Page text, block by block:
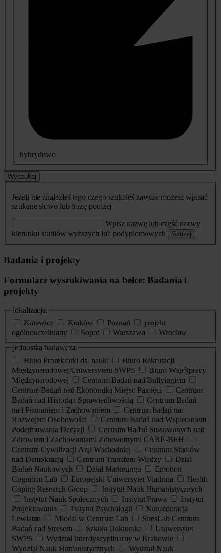
hybrydowo
Wyszukaj
Jeżeli nie znalazłeś tego czego szukałeś zawsze możesz wpisać
szukane słowo lub frazę poniżej
Wpisz nazwę lub część nazwy
kierunku studiów wyższych lub podyplomowych
Szukaj
Badania i projekty
Formularz wyszukiwania na belce: Badania i
projekty
lokalizacja:
Katowice
Kraków Poznań
projekt
ogólnouczelniany
Sopot Warszawa
Wrocław
jednostka badawcza:
Biuro Prorektorki ds. nauki
Biuro Rekrutacji
Międzynarodowej Uniwersytetu SWPS
Biuro Współpracy
Międzynarodowej
Centrum Badań nad Bullyingiem
Centrum Badań nad Ekonomiką Miejsc Pamięci
Centrum
Badań nad Historią i Sprawiedliwością
Centrum Badań
nad Poznaniem i Zachowaniem
Centrum badań nad
Rozwojem Osobowości
Centrum Badań nad Wspieraniem
Podejmowania Decyzji
Centrum Badań Stosowanych nad
Zdrowiem i Zachowaniami Zdrowotnymi CARE-BEH
Centrum Cywilizacji Azji Wschodniej
Centrum Studiów
nad Demokracją
Centrum Transferu Wiedzy
Dział
Badań Naukowych
Dział Marketingu
Emotion
Cognition Lab
Europejski Uniwersytet Viadrina
Health
Coping Research Group
Instytut Nauk Humanistycznych
Instytut Nauk Społecznych
Instytut Prawa
Instytut
Projektowania
Instytut Psychologii
Konfederacja
Lewiatan
Młodzi w Centrum Lab
StresLab Centrum
Badań nad Stresem
Szkoła Doktorska
Uniwersytet
SWPS
Wydział Interdyscyplinarny w Krakowie
Wydział Nauk Humanistycznych
Wydział Nauk